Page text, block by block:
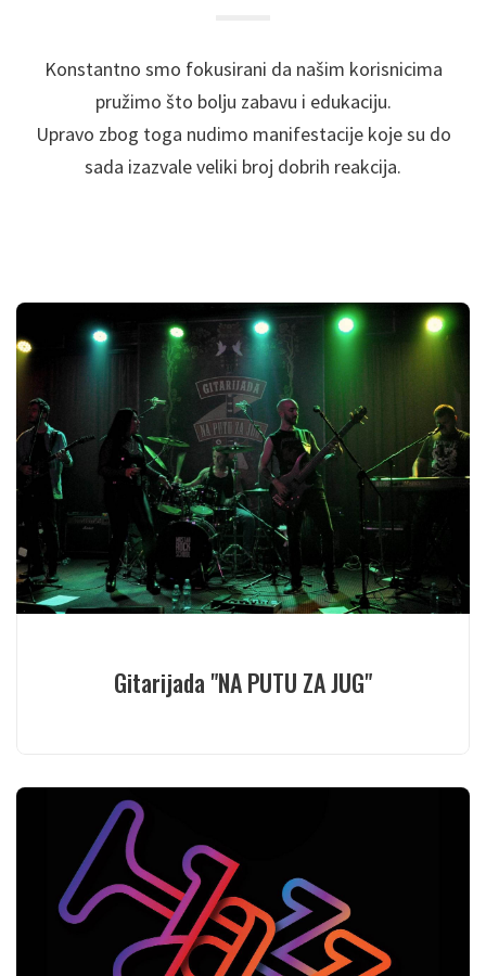
Konstantno smo fokusirani da našim korisnicima
pružimo što bolju zabavu i edukaciju.
Upravo zbog toga nudimo manifestacije koje su do
sada izazvale veliki broj dobrih reakcija.
Gitarijada "NA PUTU ZA JUG"